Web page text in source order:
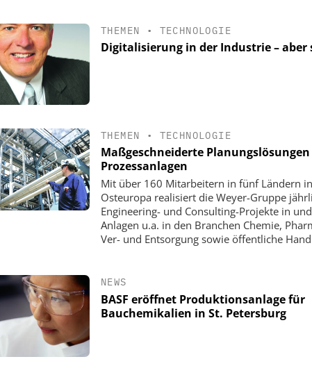
THEMEN • TECHNOLOGIE
Digitalisierung in der Industrie – aber
THEMEN • TECHNOLOGIE
Maßgeschneiderte
Prozessanlagen
Mit über 160 Mitarbeitern in fünf Ländern
Osteuropa realisiert die Weyer-Gruppe
Engineering- und Consulting-Projekte in
Anlagen u.a. in den Branchen Chemie,
Ver- und Entsorgung sowie öffentliche
NEWS
BASF eröffnet Produktionsanlage für
Bauchemikalien in St. Petersburg